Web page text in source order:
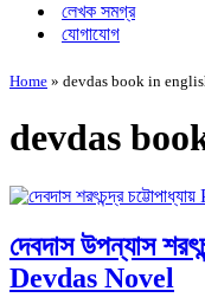
লেখক সমগ্র
যোগাযোগ
Home » devdas book in
devdas
দেবদাস উপন্যাস
Devdas Novel